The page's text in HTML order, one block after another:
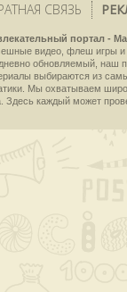
СВЯЗЬ
портал -
видео, флеш игры и
обновляемый, наш
выбираются из
Мы охватываем
Здесь каждый может